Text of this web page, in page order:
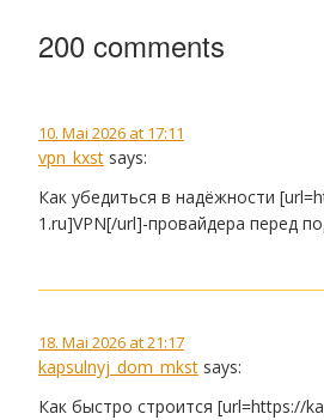
200 comments
10. Mai 2026 at 17:11
vpn_kxst says:
Как убедиться в надёжности
1.ru]VPN[/url]-провайдера перед
18. Mai 2026 at 21:17
kapsulnyj_dom_mkst says:
Как быстро строится [url=https://